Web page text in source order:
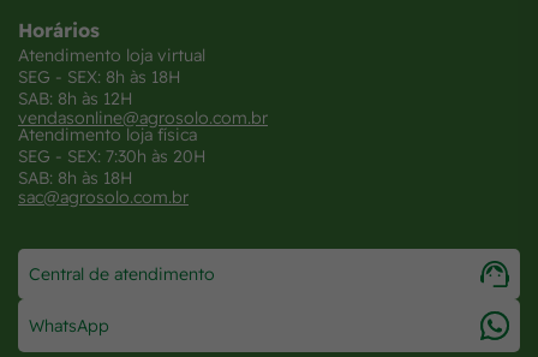
Horários
Atendimento loja virtual
SEG - SEX: 8h às 18H
SAB: 8h às 12H
vendasonline@agrosolo.com.br
Atendimento loja física
SEG - SEX: 7:30h às 20H
SAB: 8h às 18H
sac@agrosolo.com.br
Central de atendimento
WhatsApp